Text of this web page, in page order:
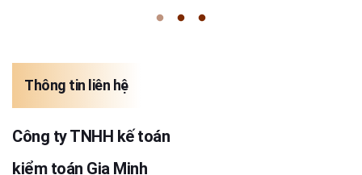
Thông tin liên hệ
Công ty TNHH kế toán
kiểm toán Gia Minh